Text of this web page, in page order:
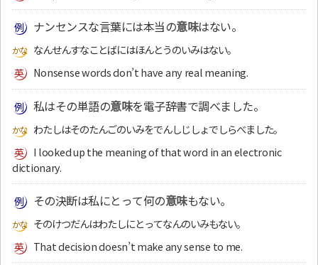
ナンセンスな言葉には本当の意味はない。
なんせんすなことばにはほんとうのいみはない。
Nonsense words don’t have any real meaning.
私はその単語の意味を電子辞書で調べました。
わたしはそのたんごのいみをでんしじしょでしらべました。
I looked up the meaning of that word in an electronic
dictionary.
その決断は私にとって何の意味もない。
そのけつだんはわたしにとってなんのいみもない。
That decision doesn’t make any sense to me.